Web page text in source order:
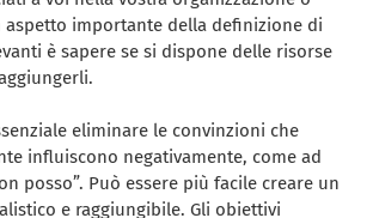
aspetto importante della definizione di
è sapere se si dispone delle risorse
eliminare le convinzioni che
influiscono negativamente, come ad
posso”. Può essere più facile creare un
e raggiungibile. Gli obiettivi